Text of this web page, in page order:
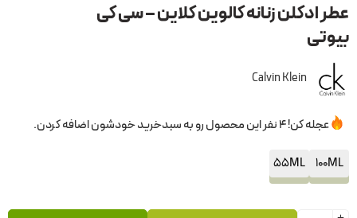
عطر ادکلن زنانه کالوین کلاین – سی کی
بیوتی
Calvin Klein
عجله کن! 4 نفر این محصول رو به سبدخرید خودشون اضافه کردن.
100ML
55ML